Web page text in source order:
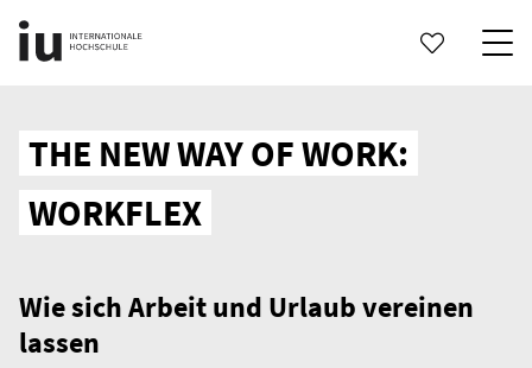
THE NEW WAY OF WORK:
WORKFLEX
Wie sich Arbeit und Urlaub vereinen
lassen